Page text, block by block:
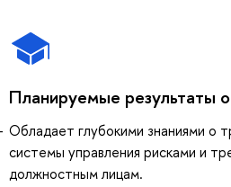
Планируемые результаты
Обладает глубокими знаниями о
системы управления рисками и
должностным лицам.